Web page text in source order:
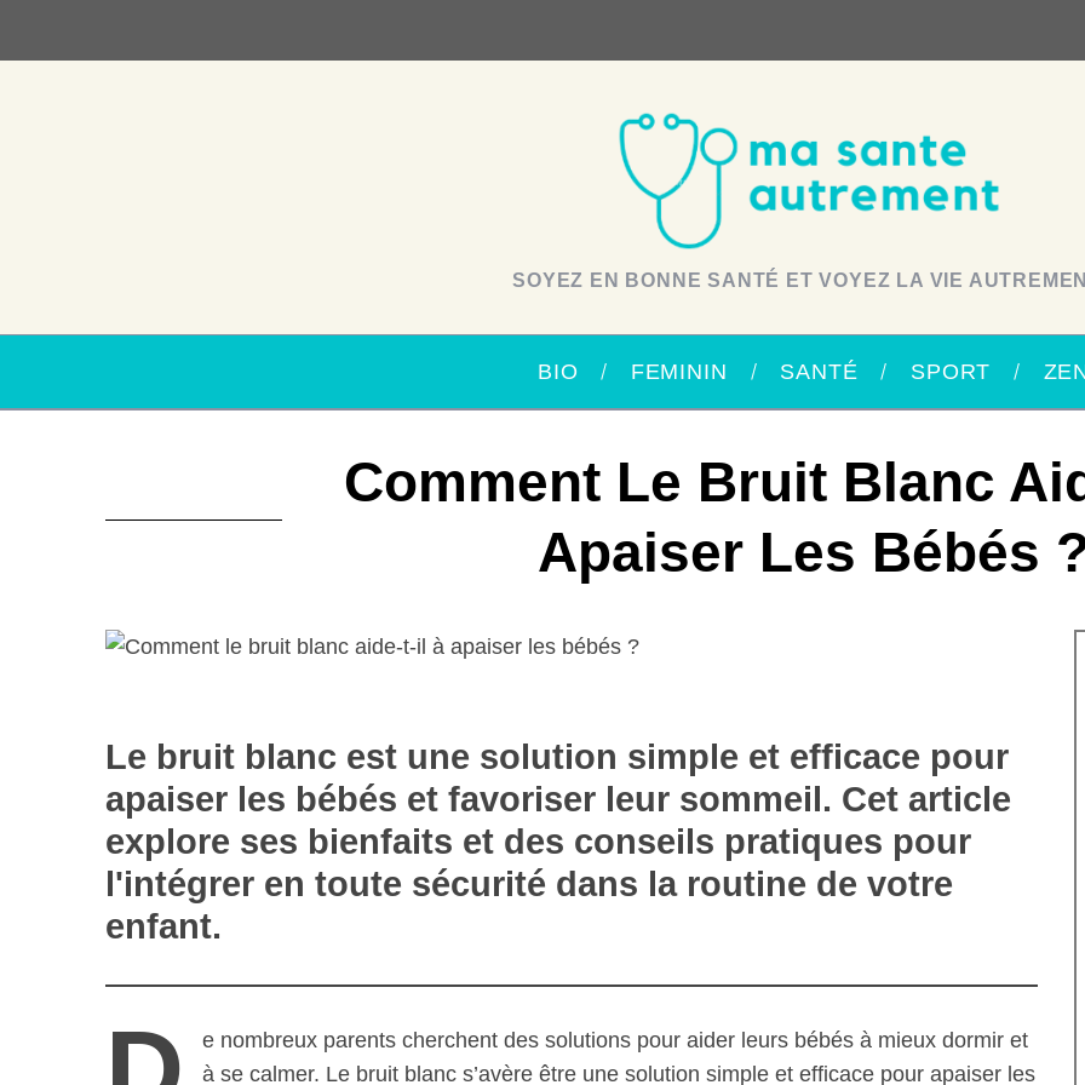
SOYEZ EN BONNE SANTÉ ET VOYEZ LA VIE
BIO FEMININ SANTÉ SPORT
Comment Le Bruit Blanc
Apaiser Les Bébés
Le bruit blanc est une solution simple et efficace pour
apaiser les bébés et favoriser leur sommeil. Cet article
explore ses bienfaits et des conseils pratiques pour
l'intégrer en toute sécurité dans la routine de votre
enfant.
e nombreux parents cherchent des solutions pour aider leurs bébés à mieux dormir et
à se calmer. Le bruit blanc s’avère être une solution simple et efficace pour apaiser les